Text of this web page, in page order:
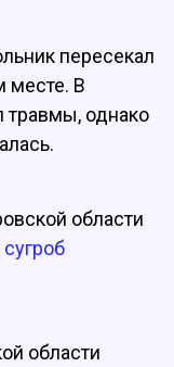
пересекал
месте. В
травмы, однако
области
области